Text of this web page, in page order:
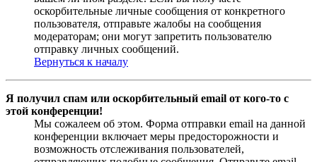
оскорбительные личные сообщения от конкретного
пользователя, отправьте жалобы на сообщения
модераторам; они могут запретить пользователю
отправку личных сообщений.
Вернуться к началу
Я получил спам или оскорбительный email от кого-то с
этой конференции!
Мы сожалеем об этом. Форма отправки email на данной
конференции включает меры предосторожности и
возможность отслеживания пользователей,